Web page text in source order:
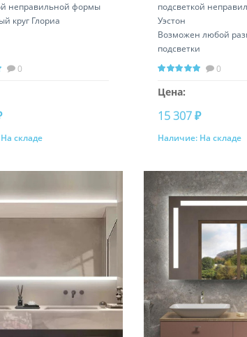
неправильной формы
круг Глориа
0
На складе
подсветкой
Уэстон
Возможен любой
подсветки
0
Цена:
15 307 ₽
Купить
Наличие: На складе